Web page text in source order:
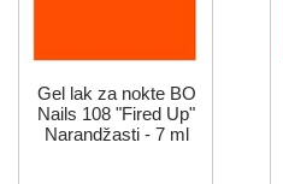
Gel lak za nokte BO
Nails 108 "Fired Up"
Narandžasti - 7 ml